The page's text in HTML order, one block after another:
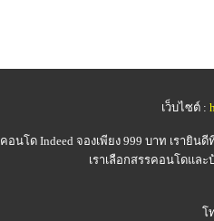
เว็บไซต์ :
คอนโด Indeedจองเพียง 999 บาท เรายิน
เราเลือกสรรคอนโดแล
โ